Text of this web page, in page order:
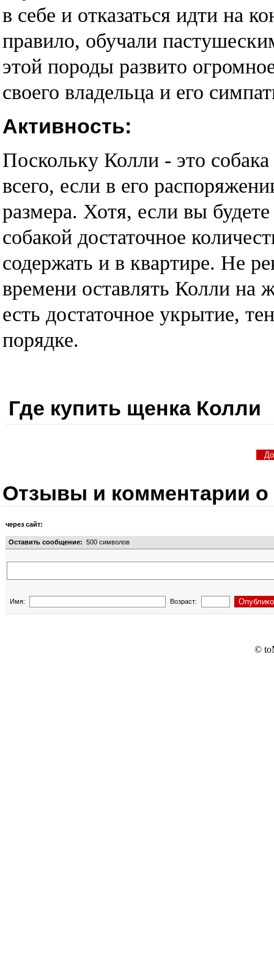
в себе и отказаться идти на
правило, обучали
этой породы развито
своего владельца и его
Активность:
Поскольку Колли - это
всего, если в его
размера. Хотя, если вы
собакой достаточное
содержать и в квартире. Не
времени оставлять Колли на
есть достаточное укрытие,
порядке.
Где купить щенка Колли
Отзывы и комментарии о
через сайт:
Оставить сообщение: 500 символов
Имя: Возраст:
©